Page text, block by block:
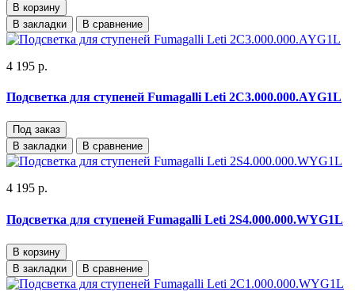
В корзину
В закладки
В сравнение
4 195 р.
Подсветка для ступеней Fumagalli Leti 2C3.000.000.AYG1L
Под заказ
В закладки
В сравнение
4 195 р.
Подсветка для ступеней Fumagalli Leti 2S4.000.000.WYG1L
В корзину
В закладки
В сравнение